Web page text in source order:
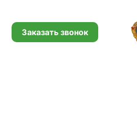
Заказать звонок